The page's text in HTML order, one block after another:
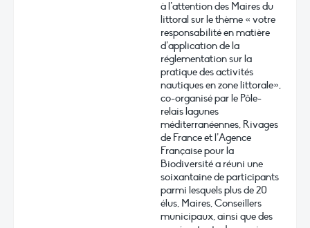
à l’attention des Maires du
littoral sur le thème « votre
responsabilité en matière
d’application de la
réglementation sur la
pratique des activités
nautiques en zone littorale»,
co-organisé par le Pôle-
relais lagunes
méditerranéennes, Rivages
de France et l’Agence
Française pour la
Biodiversité a réuni une
soixantaine de participants
parmi lesquels plus de 20
élus, Maires, Conseillers
municipaux, ainsi que des